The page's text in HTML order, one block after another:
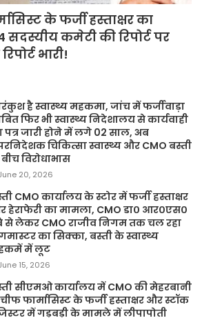
के फर्जी हस्ताक्षर का
सदस्यीय कमेटी की रिपोर्ट पर
भारी!
है स्वास्थ्य महकमा, जांच में फर्जीवाड़ा
फिर भी स्वास्थ्य निदेशालय से कार्यवाही
पत्र जारी होने में लगे 02 साल, अब
चिकित्सा स्वास्थ्य और CMO बस्ती
विरोधाभास
20, 2026
CMO कार्यालय के स्टोर में फर्जी हस्ताक्षर
हेराफेरी का मामला, CMO डा० आर०एस०
से लेकर CMO राजीव निगम तक चल रहा
का सिक्का, बस्ती के स्वास्थ्य
में लूट
15, 2026
सीएमओ कार्यालय में CMO की मेहरबानी
फार्मासिस्ट के फर्जी हस्ताक्षर और स्टॉक
में गड़बड़ी के मामले में लीपापोती